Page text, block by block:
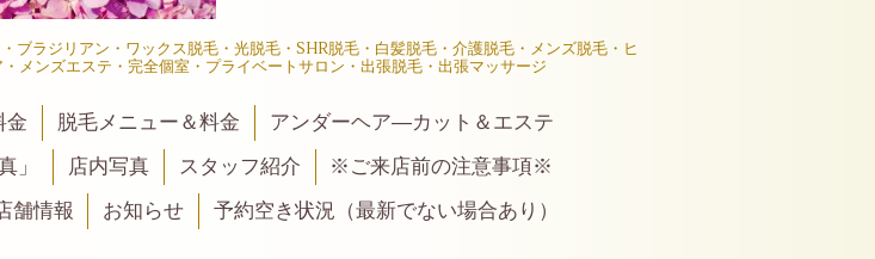
ラジリアン・ワックス脱毛・光脱毛・SHR脱毛・白髪脱毛・介護脱毛・メンズ脱毛・ヒ
メンズエステ・完全個室・プライベートサロン・出張脱毛・出張マッサージ
金 脱毛メニュー＆料金
アンダーヘア―カット＆エステ
」 店内写真 スタッフ紹介
※ご来店前の注意事項※
舗情報 お知らせ 予約空き状況（最新でない場合あり）